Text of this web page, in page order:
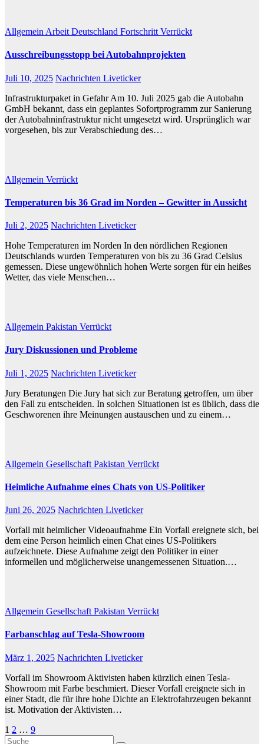
Allgemein Arbeit Deutschland Fortschritt Verrückt
Ausschreibungsstopp bei Autobahnprojekten
Juli 10, 2025 Nachrichten Liveticker
Infrastrukturpaket in Gefahr Am 10. Juli 2025 gab die Autobahn
GmbH bekannt, dass ein geplantes Sofortprogramm zur Sanierung
der Autobahninfrastruktur nicht umgesetzt wird. Ursprünglich war
vorgesehen, bis zur Verabschiedung des…
Allgemein Verrückt
Temperaturen bis 36 Grad im Norden – Gewitter in Aussicht
Juli 2, 2025 Nachrichten Liveticker
Hohe Temperaturen im Norden In den nördlichen Regionen
Deutschlands wurden Temperaturen von bis zu 36 Grad Celsius
gemessen. Diese ungewöhnlich hohen Werte sorgen für ein heißes
Wetter, das viele Menschen…
Allgemein Pakistan Verrückt
Jury Diskussionen und Probleme
Juli 1, 2025 Nachrichten Liveticker
Jury Beratungen Die Jury hat sich zur Beratung getroffen, um über
den Fall zu entscheiden. In solchen Situationen ist es üblich, dass die
Geschworenen ihre Meinungen austauschen und zu einem…
Allgemein Gesellschaft Pakistan Verrückt
Heimliche Aufnahme eines Chats von US-Politiker
Juni 26, 2025 Nachrichten Liveticker
Vorfall mit heimlicher Videoaufnahme Ein Vorfall ereignete sich, bei
dem eine Person heimlich einen Chat eines US-Politikers
aufzeichnete. Diese Aufnahme zeigt den Politiker in einer
informellen und möglicherweise unangemessenen Situation.…
Allgemein Gesellschaft Pakistan Verrückt
Farbanschlag auf Tesla-Showroom
März 1, 2025 Nachrichten Liveticker
Vorfall im Showroom Aktivisten haben kürzlich einen Tesla-
Showroom mit Farbe beschmiert. Dieser Vorfall ereignete sich in
einer Stadt, die für ihre hohe Dichte an Elektrofahrzeugen bekannt
ist. Motivation der Aktivisten…
Beitragsnavigation
1 2 … 9